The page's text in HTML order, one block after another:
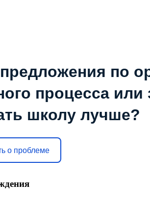
по
процесса или
школу лучше?
о проблеме